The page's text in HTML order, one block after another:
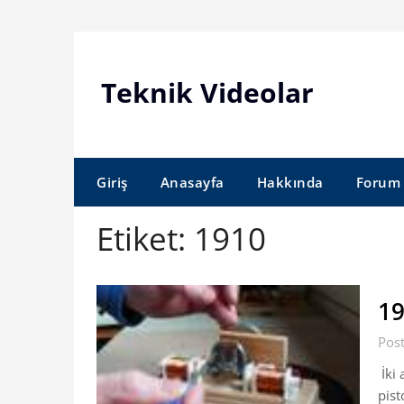
Teknik Videolar
Giriş Anasayfa Hakkında Forum
Etiket: 1910
İki